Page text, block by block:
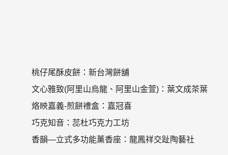
桃仔尾酥皮餅：新台灣餅舖
文心雅致(阿里山烏龍、阿里山金萱)：葉文成茶葉
烙映嘉義-煎餅禮盒：嘉冠喜
巧克知音：蕊杜巧克力工坊
香韻—立式多功能薰香座：龍鳳祥交趾陶藝社